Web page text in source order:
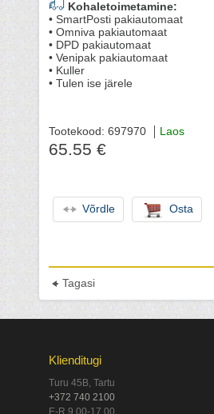
Kohaletoimetamine:
• SmartPosti pakiautomaat
• Omniva pakiautomaat
• DPD pakiautomaat
• Venipak pakiautomaat
• Kuller
• Tulen ise järele
Tootekood: 697970 Laos
65.55 €
Võrdle Osta
Tagasi
Klienditugi
Turu 45B, Tartu
+372 740 2100
E-R 9.00-17.00